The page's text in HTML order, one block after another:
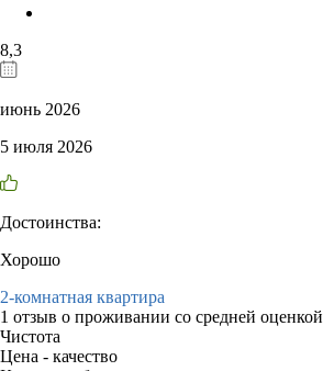
8,3
июнь 2026
5 июля 2026
Достоинства:
Хорошо
2-комнатная квартира
1 отзыв о проживании со средней оценкой
Чистота
Цена - качество